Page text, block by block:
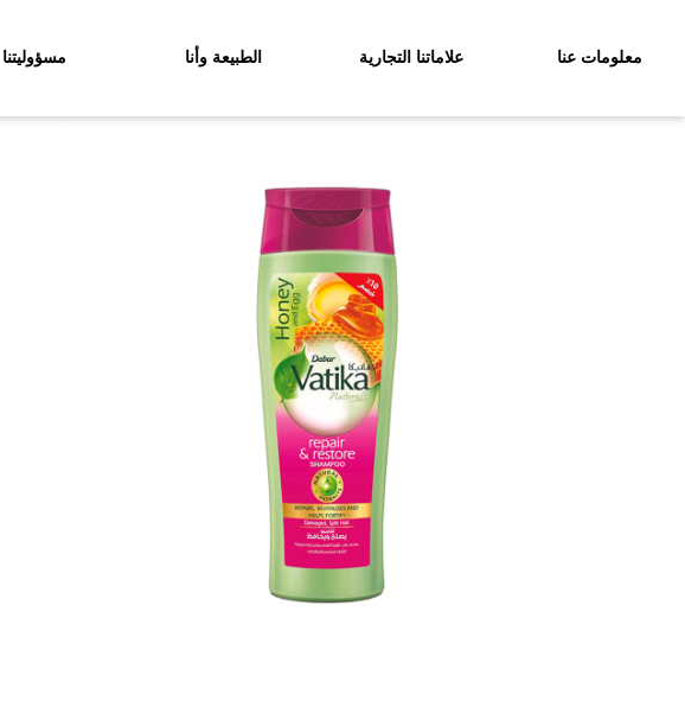
معلومات عنا علاماتنا التجارية الطبيعة وأنا مسؤوليتنا